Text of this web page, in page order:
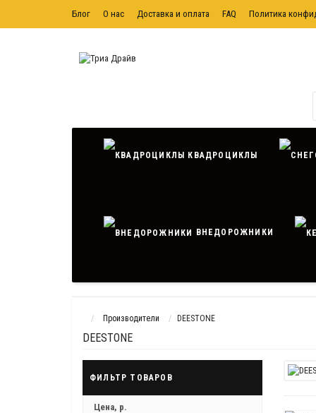
Блог О нас Доставка и оплата FAQ Политика
КВАДРОЦИКЛЫ
ВНЕДОРОЖНИКИ
Производители DEESTONE
DEESTONE
ФИЛЬТР ТОВАРОВ
Цена, р.